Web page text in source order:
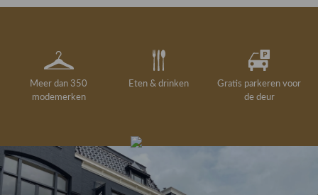
Meer dan 350
modemerken
Eten & drinken
Gratis parkeren voor
de deur
drankje
Gratis retourneren in
de winkel
Deskundig
kledingadvies